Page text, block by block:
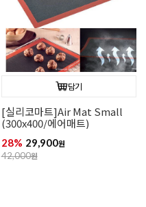
담기
[실리코마트]Air Mat Small
(300x400/에어매트)
28% 29,900원
42,000원